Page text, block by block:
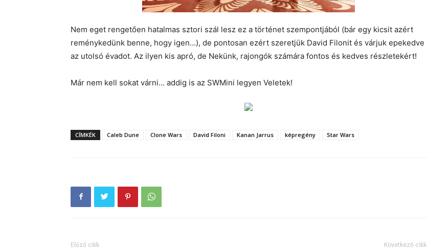
Nem eget rengetően hatalmas sztori szál lesz ez a történet szempontjából (bár egy kicsit azért
reménykedünk benne, hogy igen…), de pontosan ezért szeretjük David Filonit és várjuk epekedve
az utolsó évadot. Az ilyen kis apró, de Nekünk, rajongók számára fontos és kedves részletekért!
Már nem kell sokat várni… addig is az SWMini legyen Veletek!
CÍMKÉK Caleb Dune Clone Wars David Filoni Kanan Jarrus képregény Star Wars
Előző cikk Következő cikk